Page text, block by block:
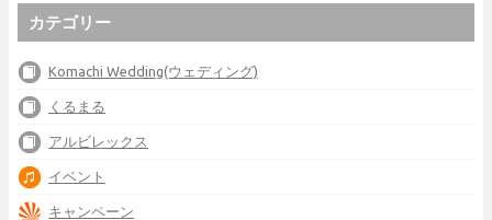
カテゴリー
Komachi Wedding(ウェディング)
くるまる
アルビレックス
イベント
キャンペーン